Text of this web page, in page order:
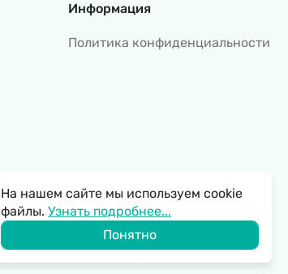
Информация
Политика конфиденциальности
Политика обработки персональных данных
На нашем сайте мы используем cookie
файлы. Узнать подробнее...
Понятно